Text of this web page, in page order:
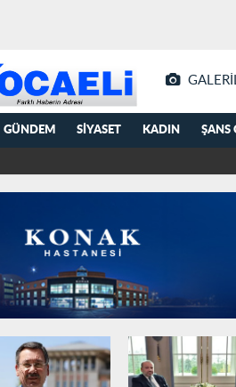
GÜNDEM SIYASET KADIN ŞANS